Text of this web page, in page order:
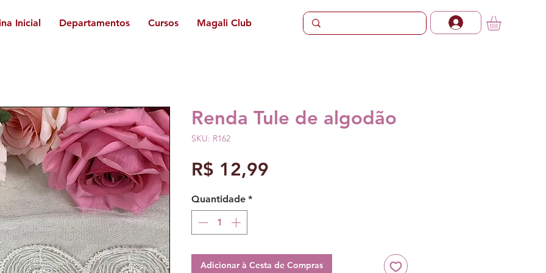
Inicial Departamentos Cursos Magali Club
Renda Tule de algodão
SKU: R162
R$ 12,99
Quantidade *
Adicionar à Cesta de Compras